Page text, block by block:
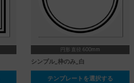
円形 直径 600mm
シンプル_枠のみ_白
テンプレートを選択する